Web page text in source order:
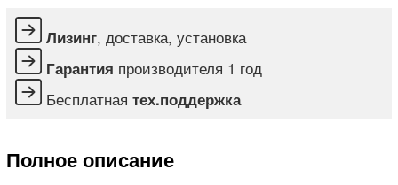
Лизинг, доставка, установка
Гарантия производителя 1 год
Бесплатная тех.поддержка
Полное описание